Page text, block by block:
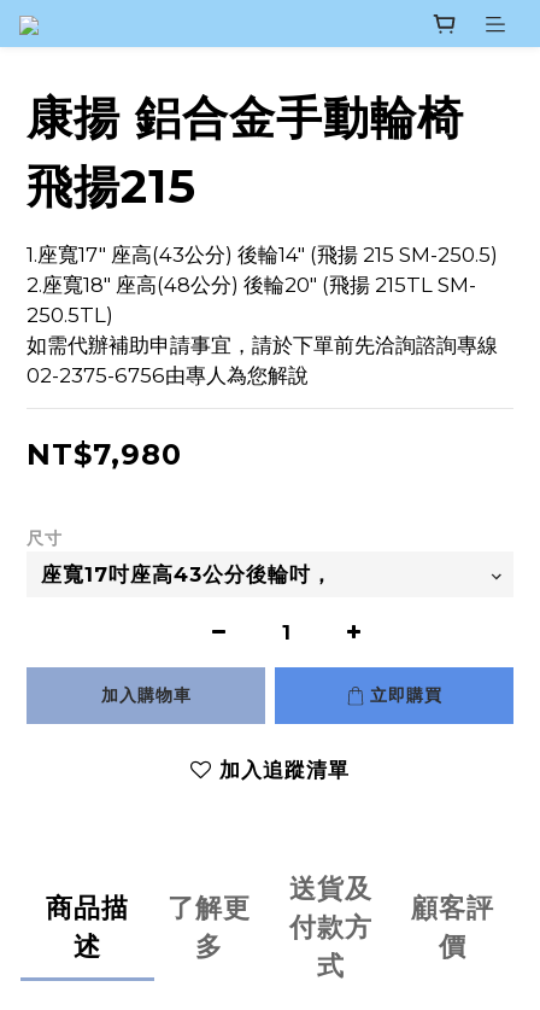
康揚 鋁合金手動輪椅
飛揚215
1.座寬17" 座高(43公分) 後輪14" (飛揚 215 SM-250.5)
2.座寬18" 座高(48公分) 後輪20" (飛揚 215TL SM-
250.5TL)
如需代辦補助申請事宜，請於下單前先洽詢諮詢專線
02-2375-6756由專人為您解說
NT$7,980
尺寸
加入購物車 立即購買
加入追蹤清單
商品描
述
了解更
多
送貨及
付款方
式
顧客評
價